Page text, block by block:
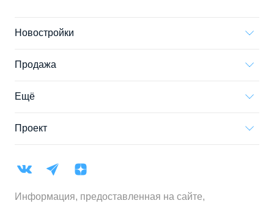
Новостройки
Продажа
Ещё
Проект
Информация, предоставленная на сайте,